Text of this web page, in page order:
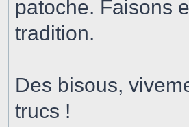
patoche. Faisons
tradition.
Des bisous,
trucs !